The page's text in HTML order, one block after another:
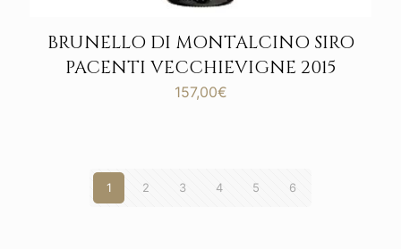
BRUNELLO DI MONTALCINO SIRO
PACENTI VECCHIEVIGNE 2015
157,00€
1 2 3 4 5 6